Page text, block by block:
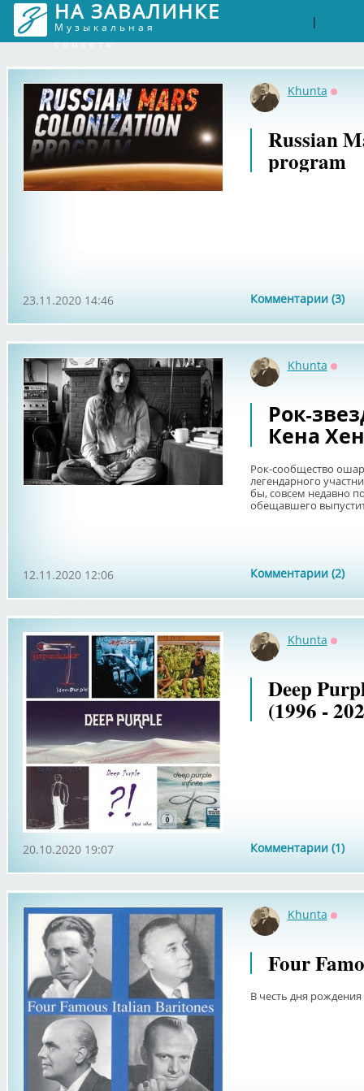
НА ЗАВАЛИНКЕ
Музыкальная
соцсеть
|
Khunta
Russian
program
Комментарии (3)
23.11.2020 14:46
Khunta
Рок-
Кена
Рок-сообщество
легендарного
бы, совсем недавно
обещавшего
Комментарии (2)
12.11.2020 12:06
Khunta
Deep
(1996 -
Комментарии (1)
20.10.2020 19:07
Khunta
Four
В честь дня рождения